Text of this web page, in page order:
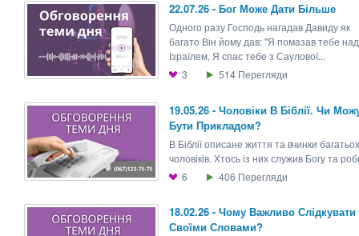
22.07.26 - Бог Може Дати Більше
Одного разу Господь нагадав Давиду як
багато Він йому дав: "Я помазав тебе над
Ізраїлем, Я спас тебе з Саулової...
3
514 Перегляди
19.05.26 - Чоловіки В Біблії. Чи
Бути Прикладом?
В Біблії описане життя та вчинки багатьох
чоловіків. Хтось із них служив Богу та
6
406 Перегляди
18.02.26 - Чому Важливо Слідкувати
Своїми Словами?